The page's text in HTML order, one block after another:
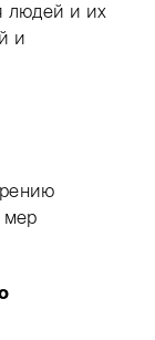
людей и их
и
мер